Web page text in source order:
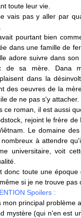
toute leur vie.
vais pas y aller par
pourtant bien
dans une famille de
adore suivre dans
de sa mère. Dana
dans la
des oeuvres de la
de ne pas s'y attacher.
ce roman, il est aussi
rejoint le frère
Le domaine
nombreux à attendre
universitaire, voit
donc toute une
si je ne trouve pas
Spoilers :
mon principal problème
mystère (qui n'en est